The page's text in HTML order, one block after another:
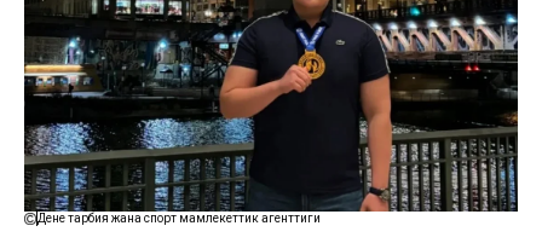
Дене тарбия жана спорт мамлекеттик агенттиги